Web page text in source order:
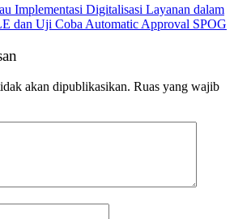
Implementasi Digitalisasi Layanan dalam
dan Uji Coba Automatic Approval SPOG
akan dipublikasikan. Ruas yang wajib